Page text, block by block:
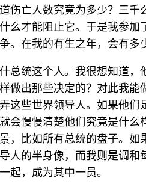
伤亡人数究竟为多少？三
么才能阻止它。于是我参
。在我的有生之年，会有多
总统这个人。我很想知道
做出那些决定的？对此我
这些世界领导人。如果他
会慢慢清楚他们究竟是什
，比如所有总统的盘子。
人的半身像，而我则是调
起，成为其中一员。